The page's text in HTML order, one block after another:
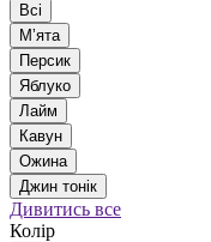
Всі
Мʼята
Персик
Яблуко
Лайм
Кавун
Ожина
Джин тонік
Дивитись все
Колір